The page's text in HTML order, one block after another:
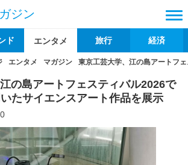
ジン
ド エンタメ 旅行 経済
エンタメ マガジン 東京工芸大学、江の島アートフ
の島アートフェスティバル2026で
たサイエンスアート作品を展示